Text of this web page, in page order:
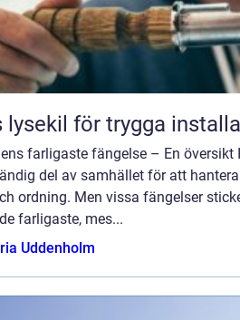
lysekil för trygga
farligaste fängelse – En översikt
del av samhället för att
ordning. Men vissa fängelser
farligaste, mes...
Uddenholm